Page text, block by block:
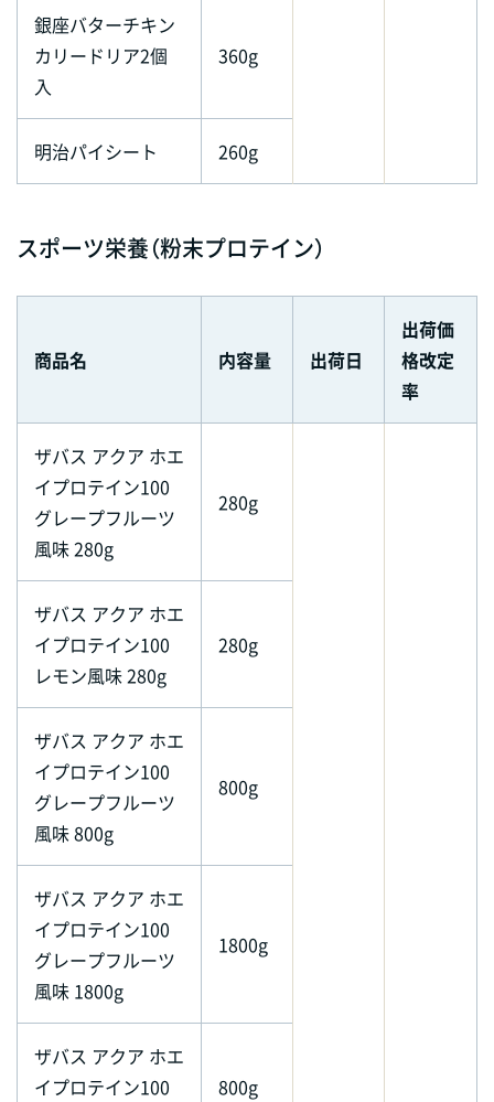
銀座バターチキン
カリードリア2個
入
360g
明治パイシート 260g
スポーツ栄養（粉末プロテイン）
商品名 内容量 出荷日
出荷価
格改定
率
ザバス アクア ホエ
イプロテイン100
グレープフルーツ
風味 280g
280g
ザバス アクア ホエ
イプロテイン100
レモン風味 280g
280g
ザバス アクア ホエ
イプロテイン100
グレープフルーツ
風味 800g
800g
ザバス アクア ホエ
イプロテイン100
グレープフルーツ
風味 1800g
1800g
ザバス アクア ホエ
イプロテイン100
800g